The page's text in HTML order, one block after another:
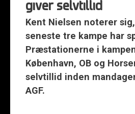
giver selvtillid
Kent Nielsen noterer
seneste tre kampe har
Præstationerne i
København, OB og
selvtillid inden
AGF.